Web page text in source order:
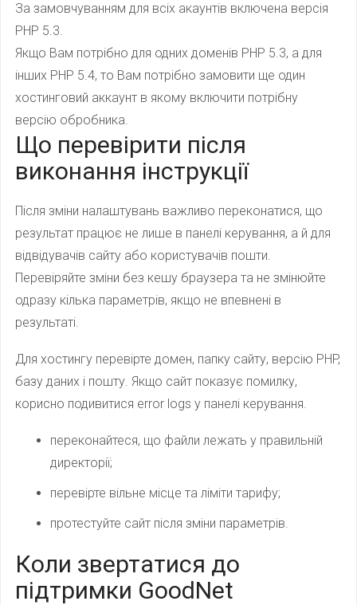
За замовчуванням для всіх акаунтів включена версія
PHP 5.3.
Якщо Вам потрібно для одних доменів PHP 5.3, а для
інших PHP 5.4, то Вам потрібно замовити ще один
хостинговий аккаунт в якому включити потрібну
версію обробника.
Що перевірити після
виконання інструкції
Після зміни налаштувань важливо переконатися, що
результат працює не лише в панелі керування, а й для
відвідувачів сайту або користувачів пошти.
Перевіряйте зміни без кешу браузера та не змінюйте
одразу кілька параметрів, якщо не впевнені в
результаті.
Для хостингу перевірте домен, папку сайту, версію PHP,
базу даних і пошту. Якщо сайт показує помилку,
корисно подивитися error logs у панелі керування.
переконайтеся, що файли лежать у правильній
директорії;
перевірте вільне місце та ліміти тарифу;
протестуйте сайт після зміни параметрів.
Коли звертатися до
підтримки GoodNet